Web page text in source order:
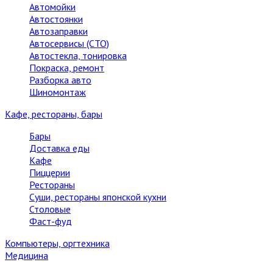
Автомойки
Автостоянки
Автозаправки
Автосервисы (СТО)
Автостекла, тонировка
Покраска, ремонт
Разборка авто
Шиномонтаж
Кафе, рестораны, бары
Бары
Доставка еды
Кафе
Пиццерии
Рестораны
Суши, рестораны японской кухни
Столовые
Фаст-фуд
Компьютеры, оргтехника
Медицина